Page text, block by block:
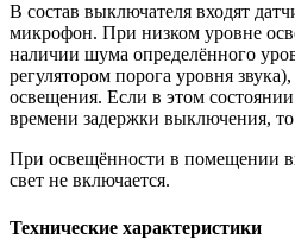
В состав выключателя входят
микрофон. При низком уровне
наличии шума определённого
регулятором порога уровня
освещения. Если в этом
времени задержки выключения,
При освещённости в помещении
свет не включается.
Технические характеристики